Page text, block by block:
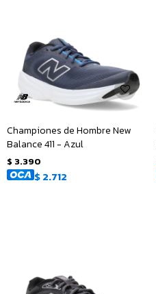
Championes de Hombre New
Balance 411 - Azul
$ 3.390
$2.712